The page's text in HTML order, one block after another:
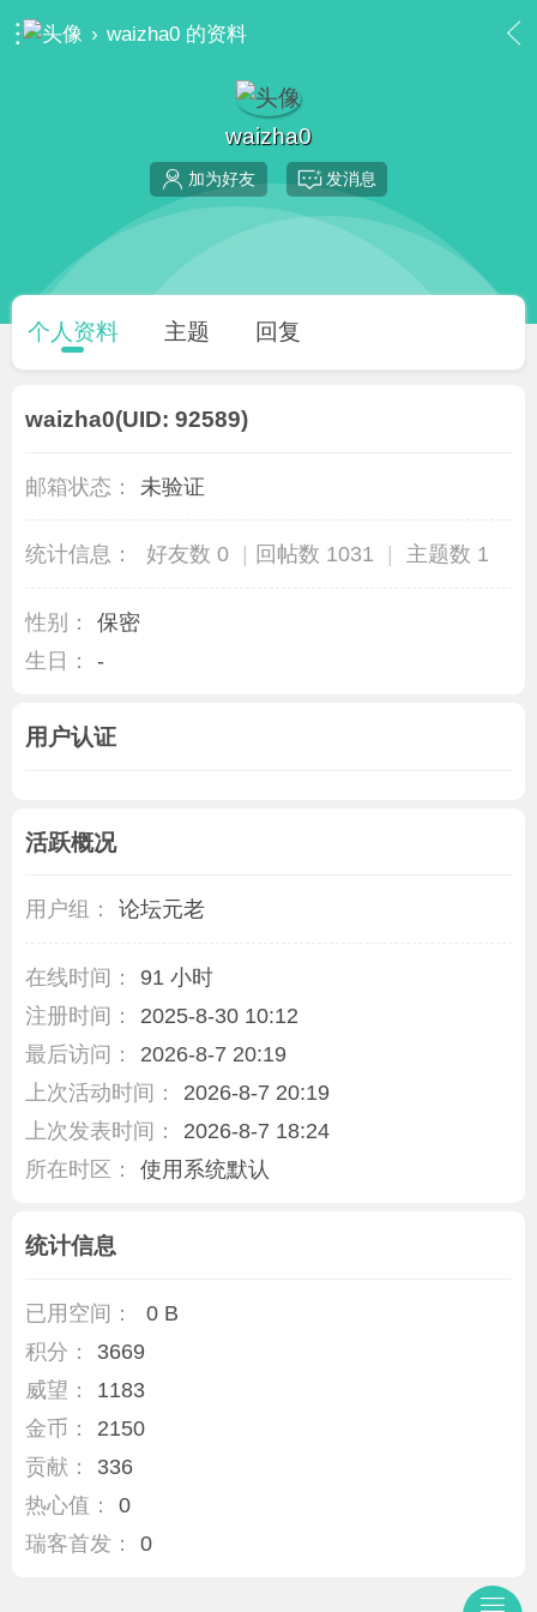
› waizha0 的资料
waizha0
加为好友 发消息
个人资料 主题 回复
waizha0(UID: 92589)
邮箱状态： 未验证
统计信息： 好友数 0 回帖数 1031 主题数 1
性别：
保密
生日：
-
用户认证
活跃概况
用户组： 论坛元老
在线时间：
91 小时
注册时间：
2025-8-30 10:12
最后访问：
2026-8-7 20:19
上次活动时间：
2026-8-7 20:19
上次发表时间：
2026-8-7 18:24
所在时区：
使用系统默认
统计信息
已用空间：
0 B
积分：
3669
威望：
1183
金币：
2150
贡献：
336
热心值：
0
瑞客首发：
0